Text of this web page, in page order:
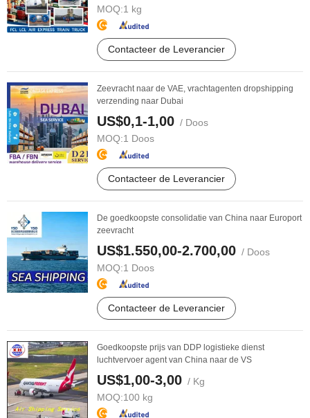
MOQ:1 kg
Contacteer de Leverancier
Zeevracht naar de VAE, vrachtagenten dropshipping
verzending naar Dubai
US$0,1-1,00 / Doos
MOQ:1 Doos
Contacteer de Leverancier
De goedkoopste consolidatie van China naar Europort
zeevracht
US$1.550,00-2.700,00 / Doos
MOQ:1 Doos
Contacteer de Leverancier
Goedkoopste prijs van DDP logistieke dienst
luchtvervoer agent van China naar de VS
US$1,00-3,00 / Kg
MOQ:100 kg